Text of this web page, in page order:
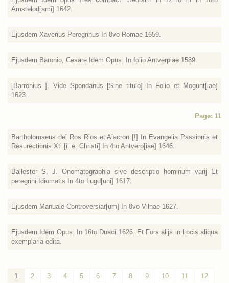
Amstelod[ami] 1642.
Ejusdem Xaverius Peregrinus In 8vo Romae 1659.
Ejusdem Baronio, Cesare Idem Opus. In folio Antverpiae 1589.
[Barronius ]. Vide Spondanus [Sine titulo] In Folio et Mogunt[iae]
1623.
Page: 11
Bartholomaeus del Ros Rios et Alacron [!] In Evangelia Passionis et
Resurectionis Xti [i. e. Christi] In 4to Antverp[iae] 1646.
Ballester S. J. Onomatographia sive descriptio hominum varij Et
peregrini Idiomatis In 4to Lugd[uni] 1617.
Ejusdem Manuale Controversiar[um] In 8vo Vilnae 1627.
Ejusdem Idem Opus. In 16to Duaci 1626. Et Fors alijs in Locis aliqua
exemplaria edita.
1 2 3 4 5 6 7 8 9 10 11 12